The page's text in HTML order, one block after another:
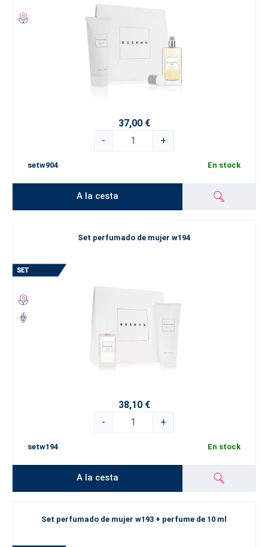
37,00 €
-
+
setw904 En stock
A la cesta
Set perfumado de mujer w194
38,10 €
-
+
setw194 En stock
A la cesta
Set perfumado de mujer w193 + perfume de 10 ml